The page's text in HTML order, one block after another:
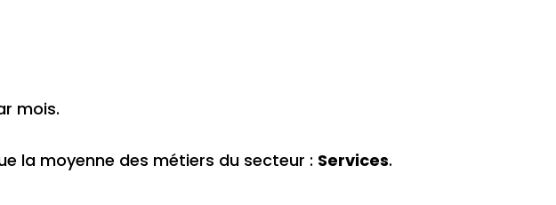
mois.
la moyenne des métiers du secteur : Services.